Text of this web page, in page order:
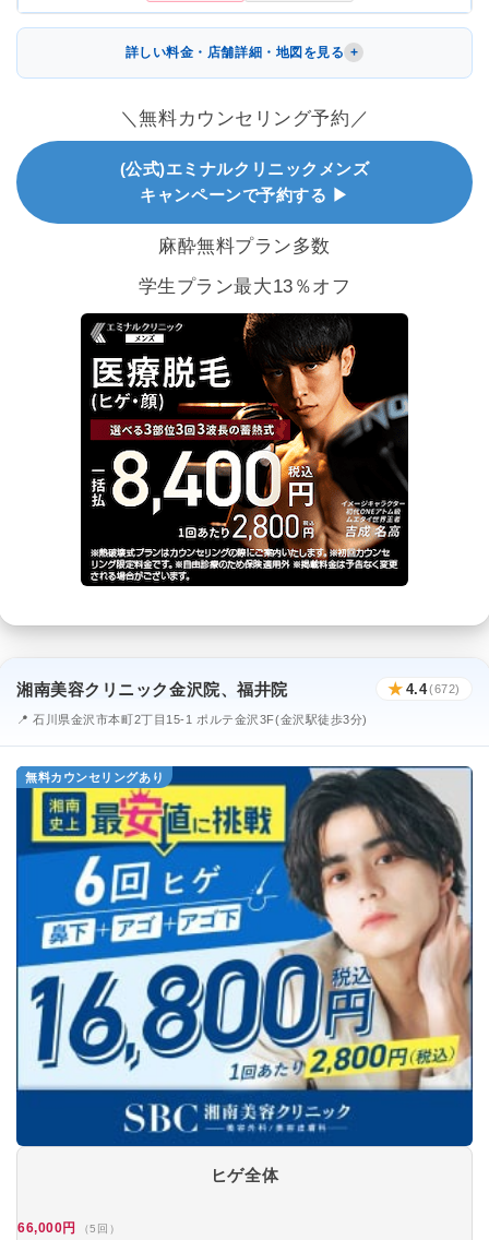
詳しい料金・店舗詳細・地図を見る
＼無料カウンセリング予約／
(公式)エミナルクリニックメンズ
キャンペーンで予約する ▶
麻酔無料プラン多数
学生プラン最大13％オフ
湘南美容クリニック金沢院、福井院 ★ 4.4(672)
📍 石川県金沢市本町2丁目15-1 ポルテ金沢3F(金沢駅徒歩3分)
無料カウンセリングあり
ヒゲ全体
66,000円 （5回）